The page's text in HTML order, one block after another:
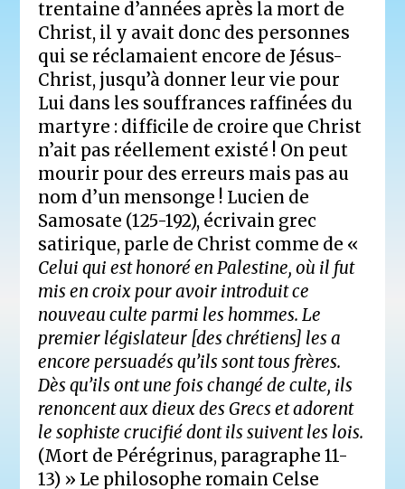
trentaine d’années après la mort de
Christ, il y avait donc des personnes
qui se réclamaient encore de Jésus-
Christ, jusqu’à donner leur vie pour
Lui dans les souffrances raffinées du
martyre : difficile de croire que Christ
n’ait pas réellement existé ! On peut
mourir pour des erreurs mais pas au
nom d’un mensonge ! Lucien de
Samosate (125-192), écrivain grec
satirique, parle de Christ comme de «
Celui qui est honoré en Palestine, où il fut
mis en croix pour avoir introduit ce
nouveau culte parmi les hommes. Le
premier législateur [des chrétiens] les a
encore persuadés qu’ils sont tous frères.
Dès qu’ils ont une fois changé de culte, ils
renoncent aux dieux des Grecs et adorent
le sophiste crucifié dont ils suivent les lois.
(Mort de Pérégrinus, paragraphe 11-
13) » Le philosophe romain Celse